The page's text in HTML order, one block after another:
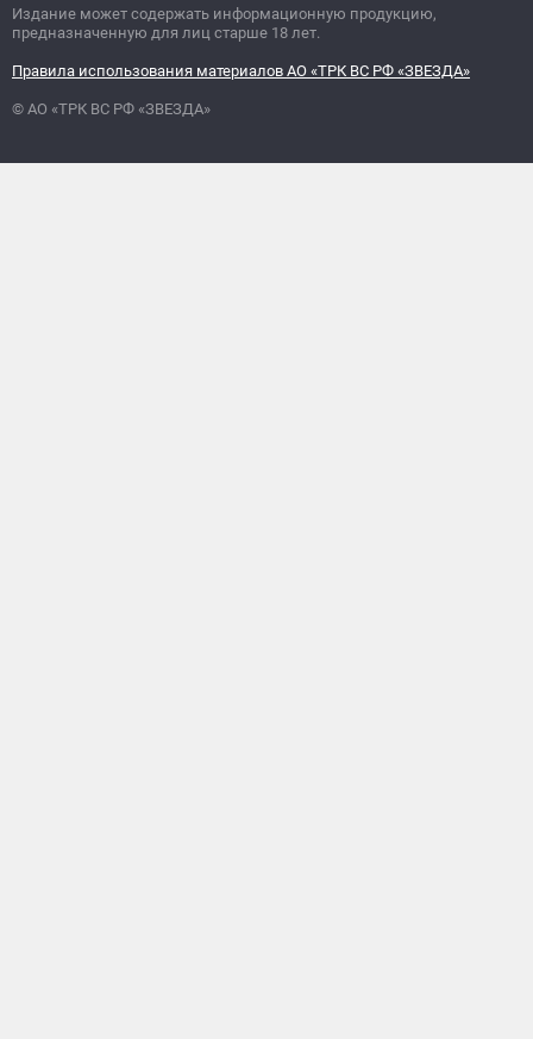
Издание может содержать информационную продукцию,
предназначенную для лиц старше 18 лет.
Правила использования материалов АО «ТРК ВС РФ «ЗВЕЗДА»
© АО «ТРК ВС РФ «ЗВЕЗДА»